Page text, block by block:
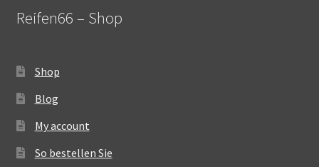
Reifen66 – Shop
Shop
Blog
My account
So bestellen Sie